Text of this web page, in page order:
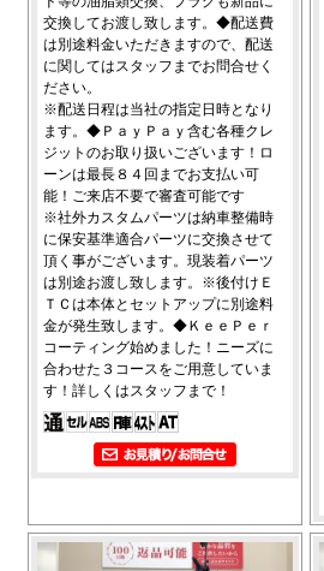
交換してお渡し致します。◆配送費
は別途料金いただきますので、配送
に関してはスタッフまでお問合せく
ださい。
※配送日程は当社の指定日時となり
ます。◆ＰａｙＰａｙ含む各種クレ
ジットのお取り扱いございます！ロ
ーンは最長８４回までお支払い可
能！ご来店不要で審査可能です
※社外カスタムパーツは納車整備時
に保安基準適合パーツに交換させて
頂く事がございます。現装着パーツ
は別途お渡し致します。※後付けＥ
ＴＣは本体とセットアップに別途料
金が発生致します。◆ＫｅｅＰｅｒ
コーティング始めました！ニーズに
合わせた３コースをご用意していま
す！詳しくはスタッフまで！